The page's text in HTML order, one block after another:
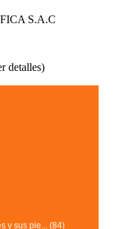
S.A.C
detalles)
y sus pie... (84)